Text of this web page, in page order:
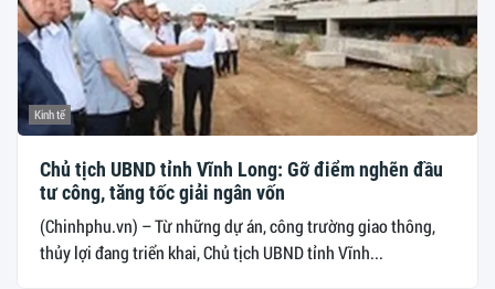
Kinh tế
Chủ tịch UBND tỉnh Vĩnh Long: Gỡ điểm nghẽn đầu
tư công, tăng tốc giải ngân vốn
(Chinhphu.vn) – Từ những dự án, công trường giao thông,
thủy lợi đang triển khai, Chủ tịch UBND tỉnh Vĩnh...